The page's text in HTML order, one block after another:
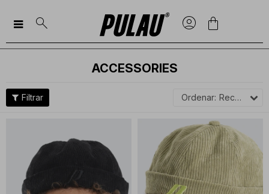

ACCESSORIES
Recomendados